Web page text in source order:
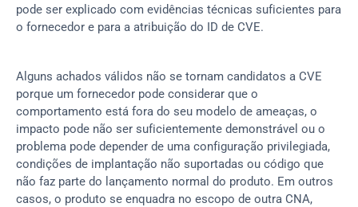
pode ser explicado com evidências técnicas suficientes para
o fornecedor e para a atribuição do ID de CVE.
Alguns achados válidos não se tornam candidatos a CVE
porque um fornecedor pode considerar que o
comportamento está fora do seu modelo de ameaças, o
impacto pode não ser suficientemente demonstrável ou o
problema pode depender de uma configuração privilegiada,
condições de implantação não suportadas ou código que
não faz parte do lançamento normal do produto. Em outros
casos, o produto se enquadra no escopo de outra CNA,